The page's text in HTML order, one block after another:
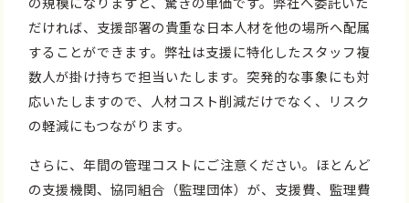
だければ、支援部署の貴重な日本人材を他の場所へ配属
することができます。弊社は支援に特化したスタッフ複
数人が掛け持ちで担当いたします。突発的な事象にも対
応いたしますので、人材コスト削減だけでなく、リスク
の軽減にもつながります。
さらに、年間の管理コストにご注意ください。ほとんど
の支援機関、協同組合（監理団体）が、支援費、監理費